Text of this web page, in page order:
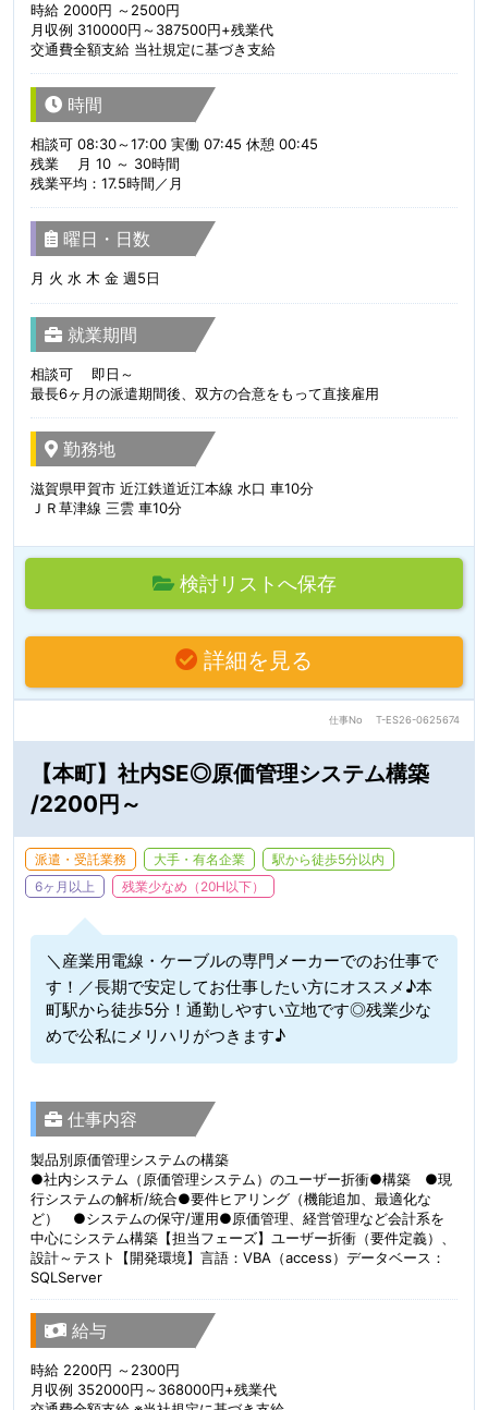
時給 2000円 ～2500円
月収例 310000円～387500円+残業代
交通費全額支給 当社規定に基づき支給
時間
相談可 08:30～17:00 実働 07:45 休憩 00:45
残業 月 10 ～ 30時間
残業平均：17.5時間／月
曜日・日数
月 火 水 木 金 週5日
就業期間
相談可 即日～
最長6ヶ月の派遣期間後、双方の合意をもって直接雇用
勤務地
滋賀県甲賀市 近江鉄道近江本線 水口 車10分
ＪＲ草津線 三雲 車10分
検討リストへ保存
詳細を見る
仕事No T-ES26-0625674
【本町】社内SE◎原価管理システム構築
/2200円～
派遣・受託業務 大手・有名企業
駅から徒歩5分以内
6ヶ月以上
残業少なめ（20H以下）
＼産業用電線・ケーブルの専門メーカーでのお仕事で
す！／長期で安定してお仕事したい方にオススメ♪本
町駅から徒歩5分！通勤しやすい立地です◎残業少な
めで公私にメリハリがつきます♪
仕事内容
製品別原価管理システムの構築
●社内システム（原価管理システム）のユーザー折衝●構築 ●現
行システムの解析/統合●要件ヒアリング（機能追加、最適化な
ど） ●システムの保守/運用●原価管理、経営管理など会計系を
中心にシステム構築【担当フェーズ】ユーザー折衝（要件定義）、
設計～テスト【開発環境】言語：VBA（access）データベース：
SQLServer
給与
時給 2200円 ～2300円
月収例 352000円～368000円+残業代